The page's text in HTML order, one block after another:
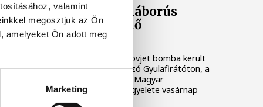
valamint
megosztjuk az Ön
amelyeket Ön adott meg
Marketing
Második világháborús
bomba került elő
Gyulafirátóton
Második világháborús szovjet bomba került
elő a Veszprémhez tartozó Gyulafirátóton, a
Felső újsoron - közölte a Magyar
Honvédség tűzszerész ügyelete vasárnap
délután az MTI-vel.